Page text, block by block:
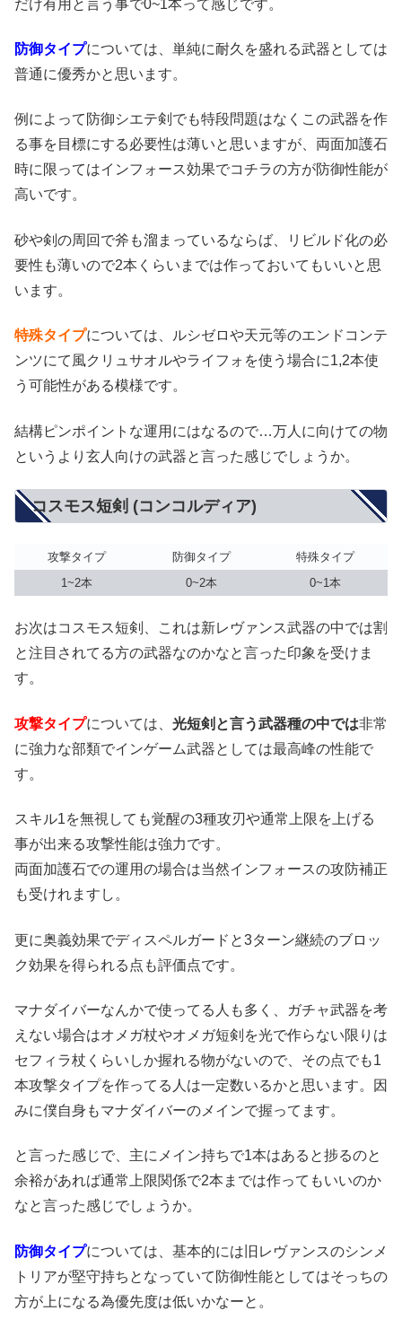
だけ有用と言う事で0~1本って感じです。
防御タイプについては、単純に耐久を盛れる武器としては
普通に優秀かと思います。
例によって防御シエテ剣でも特段問題はなくこの武器を作
る事を目標にする必要性は薄いと思いますが、両面加護石
時に限ってはインフォース効果でコチラの方が防御性能が
高いです。
砂や剣の周回で斧も溜まっているならば、リビルド化の必
要性も薄いので2本くらいまでは作っておいてもいいと思
います。
特殊タイプについては、ルシゼロや天元等のエンドコンテ
ンツにて風クリュサオルやライフォを使う場合に1,2本使
う可能性がある模様です。
結構ピンポイントな運用にはなるので…万人に向けての物
というより玄人向けの武器と言った感じでしょうか。
コスモス短剣 (コンコルディア)
攻撃タイプ 防御タイプ
特殊タイプ
1~2本
0~2本 0~1本
お次はコスモス短剣、これは新レヴァンス武器の中では割
と注目されてる方の武器なのかなと言った印象を受けま
す。
攻撃タイプについては、 光短剣と言う武器種の中では非常
に強力な部類でインゲーム武器としては最高峰の性能で
す。
スキル1を無視しても覚醒の3種攻刃や通常上限を上げる
事が出来る攻撃性能は強力です。
両面加護石での運用の場合は当然インフォースの攻防補正
も受けれますし。
更に奥義効果でディスペルガードと3ターン継続のブロッ
ク効果を得られる点も評価点です。
マナダイバーなんかで使ってる人も多く、ガチャ武器を考
えない場合はオメガ杖やオメガ短剣を光で作らない限りは
セフィラ杖くらいしか握れる物がないので、その点でも1
本攻撃タイプを作ってる人は一定数いるかと思います。因
みに僕自身もマナダイバーのメインで握ってます。
と言った感じで、主にメイン持ちで1本はあると捗るのと
余裕があれば通常上限関係で2本までは作ってもいいのか
なと言った感じでしょうか。
防御タイプについては、基本的には旧レヴァンスのシンメ
トリアが堅守持ちとなっていて防御性能としてはそっちの
方が上になる為優先度は低いかなーと。